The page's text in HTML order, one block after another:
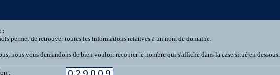
:
permet de retrouver toutes les informations relatives à un nom de domaine.
nous vous demandons de bien vouloir recopier le nombre qui s'affiche dans la case situé en dessous.
: